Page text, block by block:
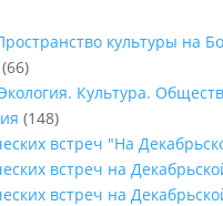
культуры на
(66)
Культура.
(148)
встреч "На
встреч на
встреч на